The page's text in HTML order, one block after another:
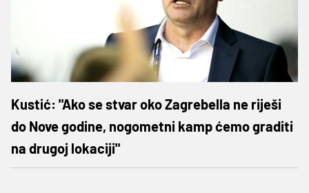
Kustić: "Ako se stvar oko Zagrebella ne riješi
do Nove godine, nogometni kamp ćemo graditi
na drugoj lokaciji"